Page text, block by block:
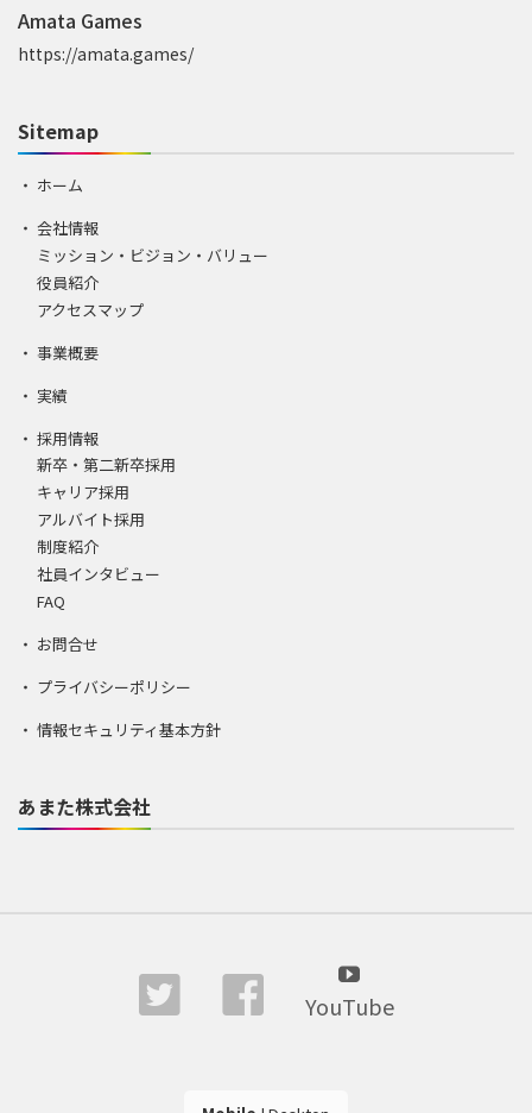
Amata Games
https://amata.games/
Sitemap
ホーム
会社情報
ミッション・ビジョン・バリュー
役員紹介
アクセスマップ
事業概要
実績
採用情報
新卒・第二新卒採用
キャリア採用
アルバイト採用
制度紹介
社員インタビュー
FAQ
お問合せ
プライバシーポリシー
情報セキュリティ基本方針
あまた株式会社
YouTube